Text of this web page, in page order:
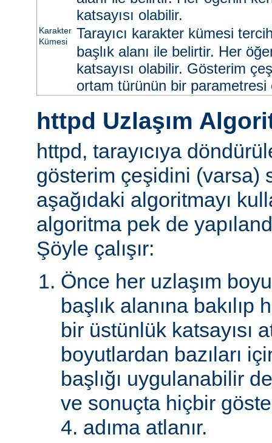
katsayısı olabilir.
Karakter
Kümesi
Tarayıcı karakter kümesi
başlık alanı ile belirtir. Her
katsayısı olabilir. Gösterim
ortam türünün bir parametresi
httpd Uzlaşım
httpd, tarayıcıya
gösterim çeşidini (varsa)
aşağıdaki algoritmayı
algoritma pek de
Şöyle çalışır:
Önce her uzlaşım
başlık alanına
bir üstünlük katsayısı
boyutlardan bazıları
başlığı uygulanabilir
ve sonuçta hiçbir
4. adıma atlanır.